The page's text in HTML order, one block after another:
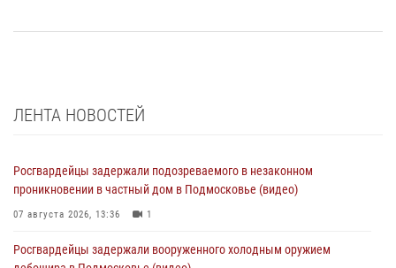
ЛЕНТА НОВОСТЕЙ
Росгвардейцы задержали подозреваемого в незаконном
проникновении в частный дом в Подмосковье (видео)
07 августа 2026, 13:36 1
Росгвардейцы задержали вооруженного холодным оружием